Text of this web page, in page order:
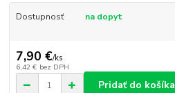
Dostupnosť na dopyt
7,90 €/ks
6,42 € bez DPH
Pridať do košíka